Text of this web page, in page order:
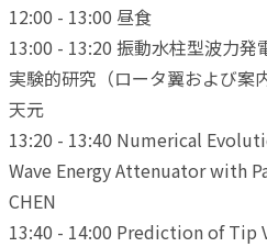
12:00 - 13:00 昼食
13:00 - 13:20 振動水柱型波力発
実験的研究（ロータ翼および
天元
13:20 - 13:40 Numerical
Wave Energy Attenuator
CHEN
13:40 - 14:00 Prediction of Tip